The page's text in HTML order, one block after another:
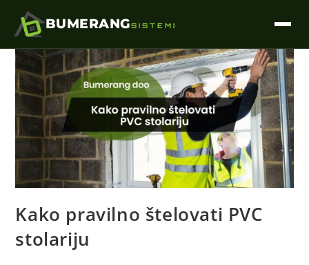
BUMERANGSISTEMI
Kako pravilno štelovati PVC
stolariju